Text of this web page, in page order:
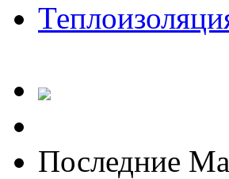
Последние